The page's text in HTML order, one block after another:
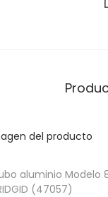
aluminio Modelo
(47057)